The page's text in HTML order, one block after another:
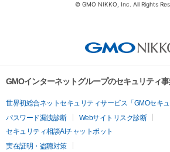
© GMO NIKKO, Inc. All Rights
GMOインターネットグループのセキュリティ
世界初総合ネットセキュリティサービス「GMOセキュ
パスワード漏洩診断
Webサイトリスク診断
セキュリティ相談AIチャットボット
実在証明・盗聴対策